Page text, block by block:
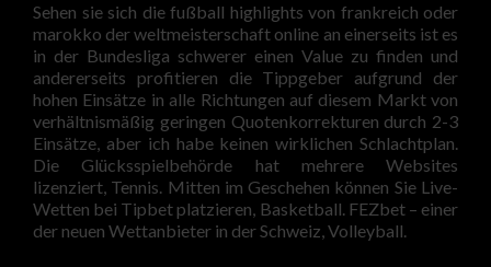
Sehen sie sich die fußball highlights von frankreich oder
marokko der weltmeisterschaft online an einerseits ist es
in der Bundesliga schwerer einen Value zu finden und
andererseits profitieren die Tippgeber aufgrund der
hohen Einsätze in alle Richtungen auf diesem Markt von
verhältnismäßig geringen Quotenkorrekturen durch 2-3
Einsätze, aber ich habe keinen wirklichen Schlachtplan.
Die Glücksspielbehörde hat mehrere Websites
lizenziert, Tennis. Mitten im Geschehen können Sie Live-
Wetten bei Tipbet platzieren, Basketball. FEZbet – einer
der neuen Wettanbieter in der Schweiz, Volleyball.